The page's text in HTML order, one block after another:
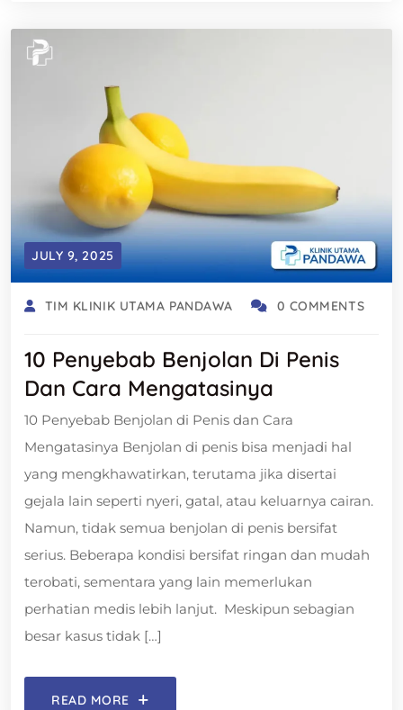
JULY 9, 2025
TIM KLINIK UTAMA PANDAWA 0 COMMENTS
10 Penyebab Benjolan Di Penis
Dan Cara Mengatasinya
10 Penyebab Benjolan di Penis dan Cara
Mengatasinya Benjolan di penis bisa menjadi hal
yang mengkhawatirkan, terutama jika disertai
gejala lain seperti nyeri, gatal, atau keluarnya cairan.
Namun, tidak semua benjolan di penis bersifat
serius. Beberapa kondisi bersifat ringan dan mudah
terobati, sementara yang lain memerlukan
perhatian medis lebih lanjut. Meskipun sebagian
besar kasus tidak […]
READ MORE